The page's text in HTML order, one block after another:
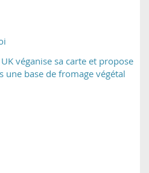
véganise sa carte et propose
une base de fromage végétal